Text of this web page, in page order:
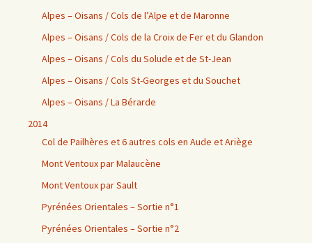
Alpes – Oisans / Cols de l’Alpe et de Maronne
Alpes – Oisans / Cols de la Croix de Fer et du Glandon
Alpes – Oisans / Cols du Solude et de St-Jean
Alpes – Oisans / Cols St-Georges et du Souchet
Alpes – Oisans / La Bérarde
2014
Col de Pailhères et 6 autres cols en Aude et Ariège
Mont Ventoux par Malaucène
Mont Ventoux par Sault
Pyrénées Orientales – Sortie n°1
Pyrénées Orientales – Sortie n°2